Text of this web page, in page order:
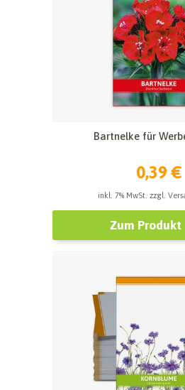
Bartnelke für
0,39 €
inkl. 7% MwSt. zzgl.
Zum Produkt